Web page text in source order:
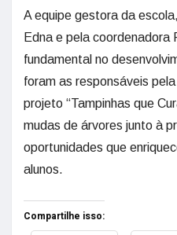
A equipe gestora da
Edna e pela coordenadora
fundamental no
foram as responsáveis
projeto “Tampinhas que
mudas de árvores junto à
oportunidades que
alunos.
Compartilhe isso: